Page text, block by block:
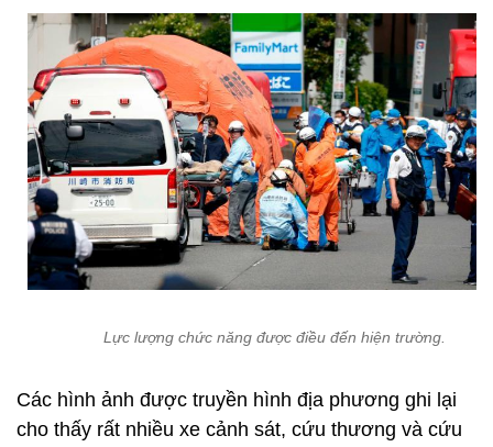
Lực lượng chức năng được điều đến hiện trường.
Các hình ảnh được truyền hình địa phương ghi lại
cho thấy rất nhiều xe cảnh sát, cứu thương và cứu